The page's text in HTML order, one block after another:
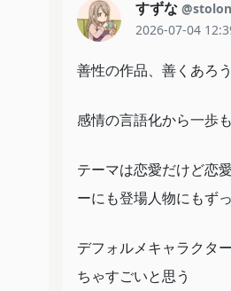
すずな
2026-07-04
善性の作品、善くあろ
感情の言語化から一歩
テーマは恋愛だけど恋
ーにも登場人物にもず
デフォルメキャラクタ
ちゃすごいと思う